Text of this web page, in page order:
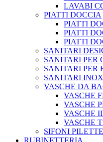
LAVABI
PIATTI DOCCIA
PIATTI
PIATTI
PIATTI
SANITARI
SANITARI PER
SANITARI PER
SANITARI INOX
VASCHE DA
VASCHE
VASCHE
VASCHE
VASCHE
SIFONI
RUBINETTERIA